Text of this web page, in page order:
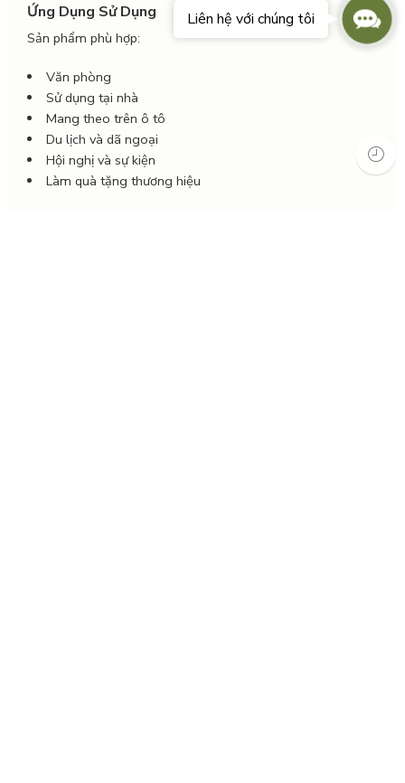
Ứng Dụng Sử Dụng
Sản phẩm phù hợp:
Văn phòng
Sử dụng tại nhà
Mang theo trên ô tô
Du lịch và dã ngoại
Hội nghị và sự kiện
Làm quà tặng thương hiệu
Us
Liên hệ với chúng tôi